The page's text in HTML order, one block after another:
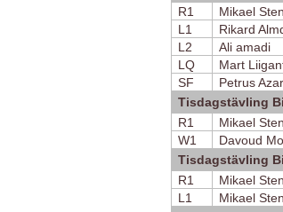
R1
Mikael
L1
Rikard
L2
Ali amadi
LQ
Mart
SF
Petrus Azar
Tisdagstävling
R1
Mikael
W1
Davoud
Tisdagstävling
R1
Mikael
L1
Mikael